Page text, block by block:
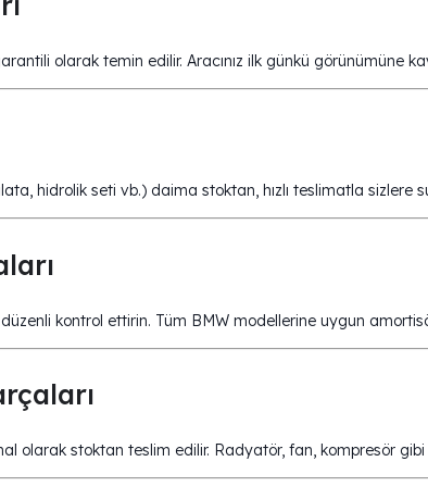
olarak temin edilir. Aracınız ilk günkü görünümüne
hidrolik seti vb.) daima stoktan, hızlı teslimatla sizlere
düzenli kontrol ettirin. Tüm BMW modellerine uygun
olarak stoktan teslim edilir. Radyatör, fan, kompresör